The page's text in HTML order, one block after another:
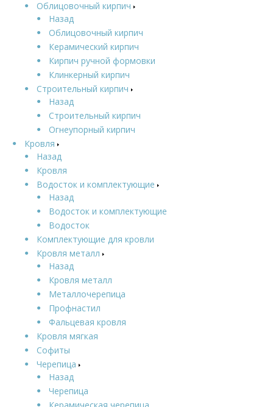
Облицовочный кирпич
Назад
Облицовочный кирпич
Керамический кирпич
Кирпич ручной формовки
Клинкерный кирпич
Строительный кирпич
Назад
Строительный кирпич
Огнеупорный кирпич
Кровля
Назад
Кровля
Водосток и комплектующие
Назад
Водосток и комплектующие
Водосток
Комплектующие для кровли
Кровля металл
Назад
Кровля металл
Металлочерепица
Профнастил
Фальцевая кровля
Кровля мягкая
Софиты
Черепица
Назад
Черепица